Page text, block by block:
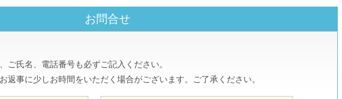
お問合せ
ご氏名、電話番号も必ずご記入ください。
返事に少しお時間をいただく場合がございます。ご了承ください。